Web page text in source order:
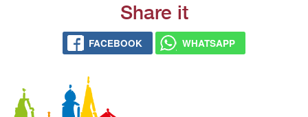
Share it
FACE­BOOK WHATS­APP